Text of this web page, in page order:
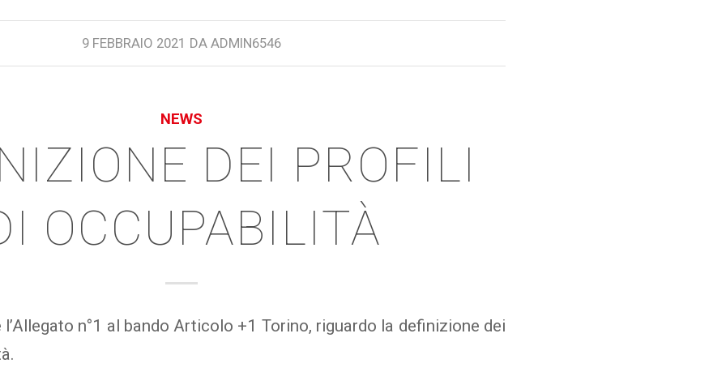
9 FEBBRAIO 2021 DA ADMIN6546
NEWS
DEI PROFILI
OCCUPABILITÀ
n°1 al bando Articolo +1 Torino, riguardo la definizione dei